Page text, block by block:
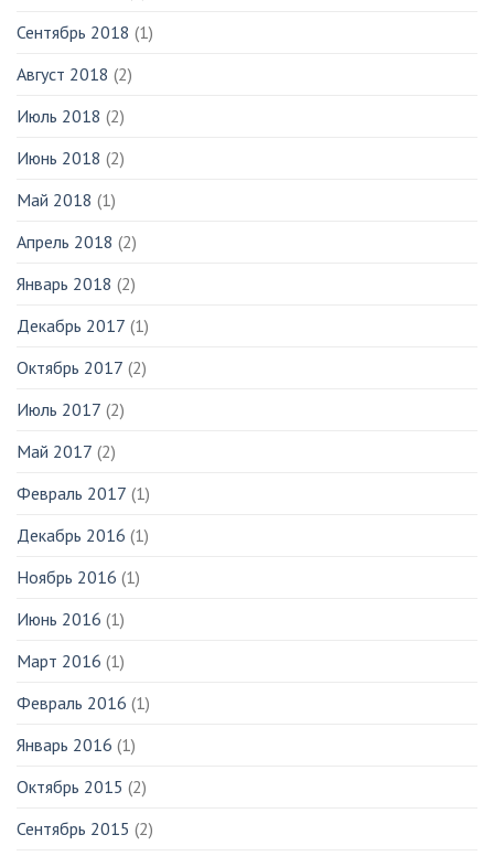
Сентябрь 2018 (1)
Август 2018 (2)
Июль 2018 (2)
Июнь 2018 (2)
Май 2018 (1)
Апрель 2018 (2)
Январь 2018 (2)
Декабрь 2017 (1)
Октябрь 2017 (2)
Июль 2017 (2)
Май 2017 (2)
Февраль 2017 (1)
Декабрь 2016 (1)
Ноябрь 2016 (1)
Июнь 2016 (1)
Март 2016 (1)
Февраль 2016 (1)
Январь 2016 (1)
Октябрь 2015 (2)
Сентябрь 2015 (2)